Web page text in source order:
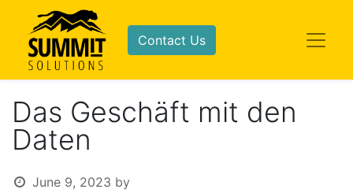
Contact Us
Das Geschäft mit den
Daten
June 9, 2023 by